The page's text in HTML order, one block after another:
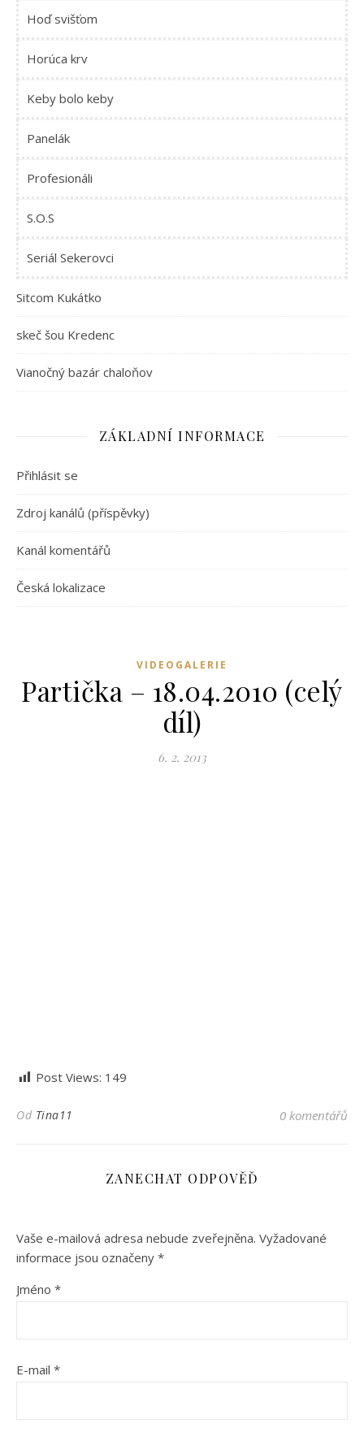
Hoď svišťom
Horúca krv
Keby bolo keby
Panelák
Profesionáli
S.O.S
Seriál Sekerovci
Sitcom Kukátko
skeč šou Kredenc
Vianočný bazár chaloňov
ZÁKLADNÍ INFORMACE
Přihlásit se
Zdroj kanálů (příspěvky)
Kanál komentářů
Česká lokalizace
VIDEOGALERIE
Partička – 18.04.2010 (celý
díl)
6. 2. 2013
Post Views: 149
Od Tina11 0 komentářů
ZANECHAT ODPOVĚĎ
Vaše e-mailová adresa nebude zveřejněna. Vyžadované
informace jsou označeny *
Jméno *
E-mail *